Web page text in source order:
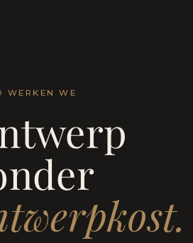
WERKEN WE